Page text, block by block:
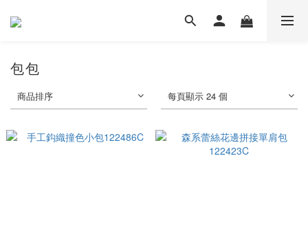
包包
商品排序 每頁顯示 24 個